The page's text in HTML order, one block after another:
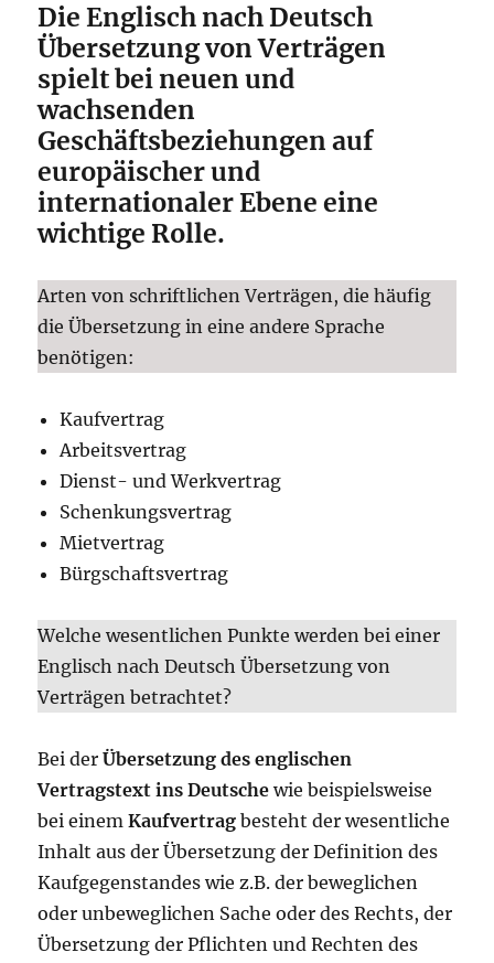
Die Englisch nach Deutsch
Übersetzung von Verträgen
spielt bei neuen und
wachsenden
Geschäftsbeziehungen auf
europäischer und
internationaler Ebene eine
wichtige Rolle.
Arten von schriftlichen Verträgen, die häufig
die Übersetzung in eine andere Sprache
benötigen:
Kaufvertrag
Arbeitsvertrag
Dienst- und Werkvertrag
Schenkungsvertrag
Mietvertrag
Bürgschaftsvertrag
Welche wesentlichen Punkte werden bei einer
Englisch nach Deutsch Übersetzung von
Verträgen betrachtet?
Bei derÜbersetzung des englischen
Vertragstext ins Deutsche wie beispielsweise
bei einemKaufvertrag besteht der wesentliche
Inhalt aus der Übersetzung der Definition des
Kaufgegenstandes wie z.B. der beweglichen
oder unbeweglichen Sache oder des Rechts, der
Übersetzung der Pflichten und Rechten des